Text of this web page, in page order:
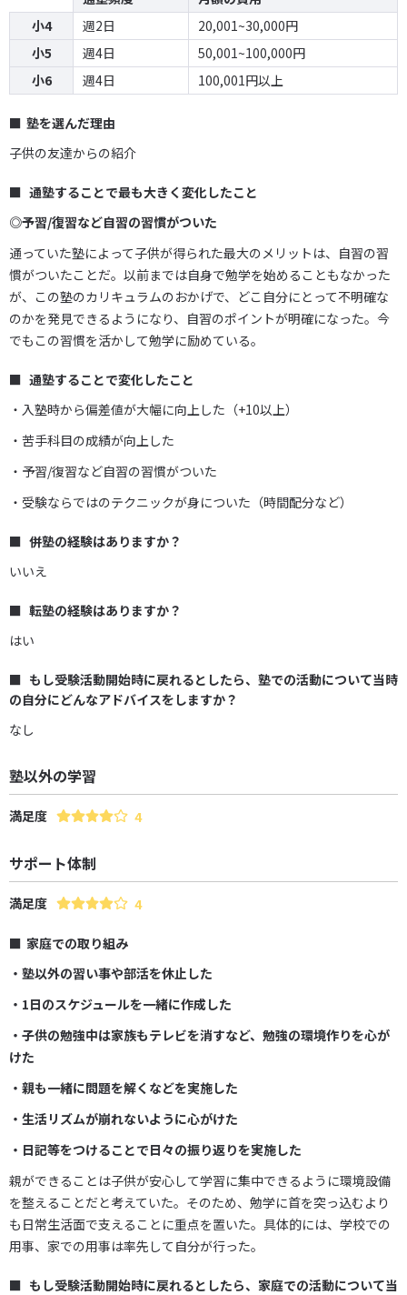
小4
週2日
20,001~30,000円
小5
週4日
50,001~100,000円
小6
週4日 100,001円以上
塾を選んだ理由
子供の友達からの紹介
通塾することで最も大きく変化したこと
◎予習/復習など自習の習慣がついた
通っていた塾によって子供が得られた最大のメリットは、自習の習
慣がついたことだ。以前までは自身で勉学を始めることもなかった
が、この塾のカリキュラムのおかげで、どこ自分にとって不明確な
のかを発見できるようになり、自習のポイントが明確になった。今
でもこの習慣を活かして勉学に励めている。
通塾することで変化したこと
・入塾時から偏差値が大幅に向上した（+10以上）
・苦手科目の成績が向上した
・予習/復習など自習の習慣がついた
・受験ならではのテクニックが身についた（時間配分など）
併塾の経験はありますか？
いいえ
転塾の経験はありますか？
はい
もし受験活動開始時に戻れるとしたら、塾での活動について当時
の自分にどんなアドバイスをしますか？
なし
塾以外の学習
満足度 4
サポート体制
満足度 4
家庭での取り組み
・塾以外の習い事や部活を休止した
・1日のスケジュールを一緒に作成した
・子供の勉強中は家族もテレビを消すなど、勉強の環境作りを心が
けた
・親も一緒に問題を解くなどを実施した
・生活リズムが崩れないように心がけた
・日記等をつけることで日々の振り返りを実施した
親ができることは子供が安心して学習に集中できるように環境設備
を整えることだと考えていた。そのため、勉学に首を突っ込むより
も日常生活面で支えることに重点を置いた。具体的には、学校での
用事、家での用事は率先して自分が行った。
もし受験活動開始時に戻れるとしたら、家庭での活動について当